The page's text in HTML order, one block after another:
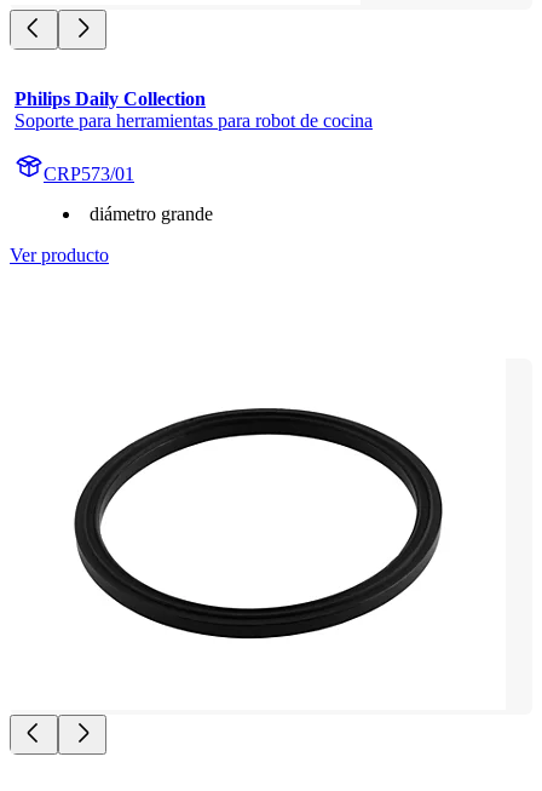
Philips Daily Collection
Soporte para herramientas para robot de cocina
CRP573/01
diámetro grande
Ver producto